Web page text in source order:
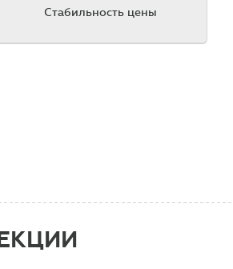
Стабильность цены